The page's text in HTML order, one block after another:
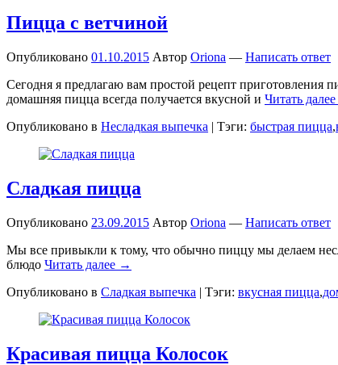
Пицца с ветчиной
Опубликовано 01.10.2015 Автор Oriona — Написать ответ
Сегодня я предлагаю вам простой рецепт приготовления
домашняя пицца всегда получается вкусной и Читать
Опубликовано в Несладкая выпечка | Тэги: быстрая пицца,
Сладкая пицца
Опубликовано 23.09.2015 Автор Oriona — Написать ответ
Мы все привыкли к тому, что обычно пиццу мы делаем
блюдо Читать далее →
Опубликовано в Сладкая выпечка | Тэги: вкусная пицца,
Красивая пицца Колосок